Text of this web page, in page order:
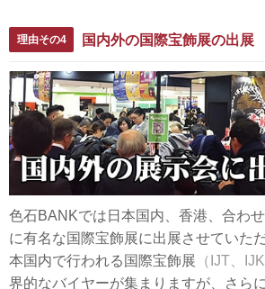
理由その4 国内外の国際宝飾展の出展
色石BANKでは日本国内、香港、合わ
に有名な国際宝飾展に出展させていた
本国内で行われる国際宝飾展 （IJT、
界的なバイヤーが集まりますが、さら